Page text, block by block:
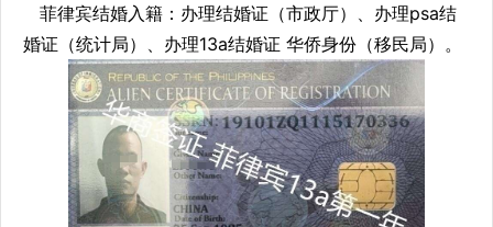
菲律宾结婚入籍：办理结婚证（市政厅）、办理psa结
婚证（统计局）、办理13a结婚证 华侨身份（移民局）。